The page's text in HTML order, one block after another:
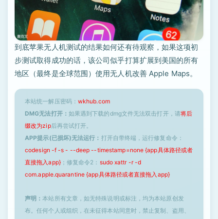
到底苹果无人机测试的结果如何还有待观察，如果这项初
步测试取得成功的话，该公司似乎打算扩展到美国的所有
地区（最终是全球范围）使用无人机改善 Apple Maps。
本站统一解压密码： wkhub.com
DMG无法打开： 如果遇到下载的dmg文件无法双击打开，请将后
缀改为zip后再尝试打开。
APP提示(已损坏)无法运行： 打开自带终端，运行修复命令：
codesign -f -s - --deep --timestamp=none {app具体路径或者
直接拖入app}；修复命令2： sudo xattr -r -d
com.apple.quarantine {app具体路径或者直接拖入app}
声明：本站所有文章，如无特殊说明或标注，均为本站原创发
布。任何个人或组织，在未征得本站同意时，禁止复制、盗用、